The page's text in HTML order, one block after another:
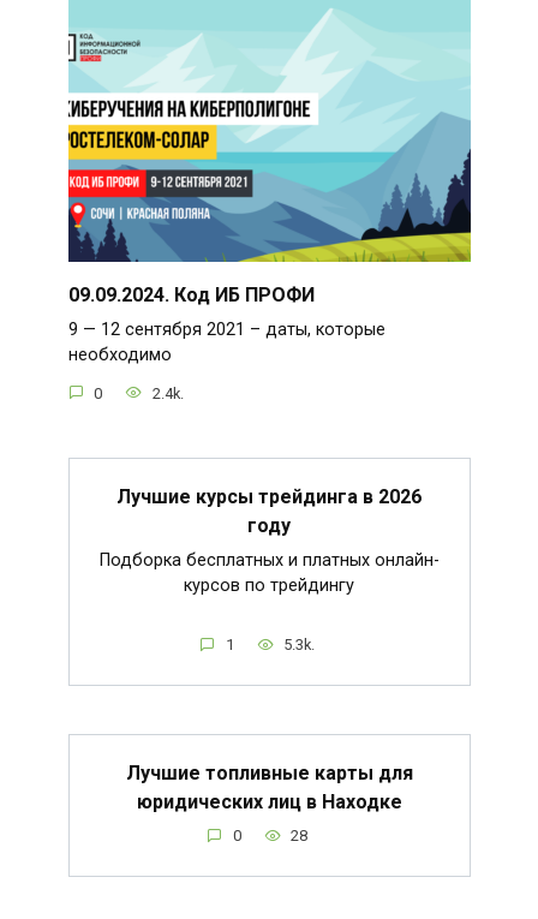
09.09.2024. Код ИБ ПРОФИ
9 — 12 сентября 2021 – даты, которые
необходимо
0 2.4k.
Лучшие курсы трейдинга в 2026
году
Подборка бесплатных и платных онлайн-
курсов по трейдингу
1 5.3k.
Лучшие топливные карты для
юридических лиц в Находке
0 28